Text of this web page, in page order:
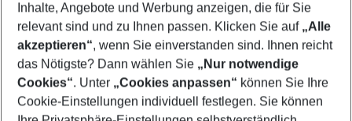
Footer
Footer navigation
Über uns
Inhalte, Angebote und Werbung anzeigen, die für Sie
relevant sind und zu Ihnen passen. Klicken Sie auf „Alle
akzeptieren“, wenn Sie einverstanden sind. Ihnen reicht
das Nötigste? Dann wählen Sie „Nur notwendige
Cookies“. Unter „Cookies anpassen“ können Sie Ihre
Cookie-Einstellungen individuell festlegen. Sie können